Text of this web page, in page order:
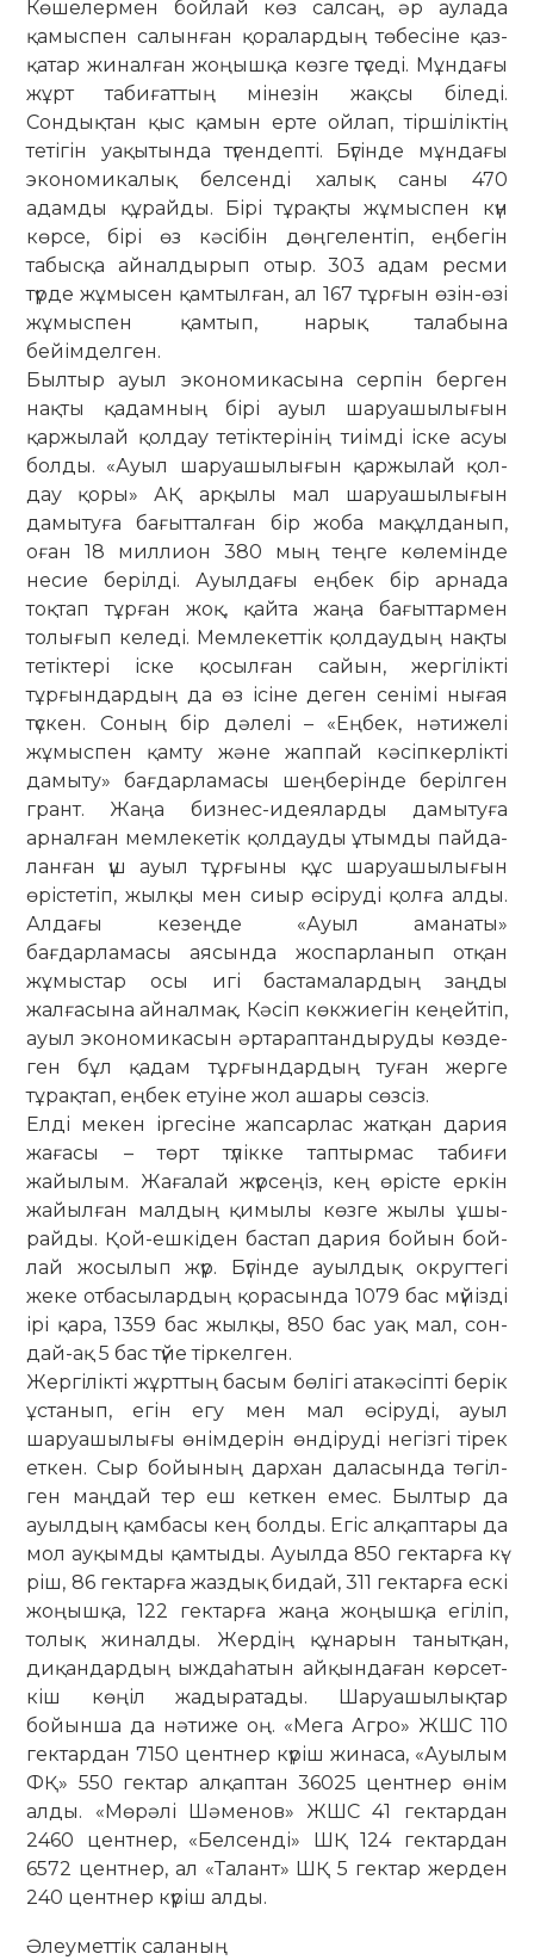
Көшелермен бойлай көз салсаң, әр аулада
қамыспен салынған қоралардың төбесіне қаз-
қатар жиналған жоңышқа көзге түседі. Мұндағы
жұрт табиғаттың мінезін жақсы біледі.
Сондықтан қыс қамын ерте ойлап, тіршіліктің
теті­гін уақытында түгендепті. Бүгінде мұн­дағы
экономикалық белсенді халық­ саны 470
адамды құрайды. Бірі тұ­рақты жұмыспен күн
көрсе, бірі өз кәсібін дөңгелентіп, еңбегін
табысқа айналдырып отыр. 303 адам ресми
түрде жұмысен қамтылған, ал 167 тұр­ғын өзін-өзі
жұмыспен қамтып, нарық талабына
бейімделген.
Былтыр ауыл экономикасына сер­пін берген
нақты қадамның бірі ауыл шаруашылығын
қаржылай қол­дау тетіктерінің тиімді іске асуы
болды. «Ауыл шаруашылығын қар­жы­­лай қол­
дау қоры» АҚ арқылы мал ша­­руа­шылығын
дамытуға бағыт­тал­ған бір жоба мақұлданып,
оған 18 мил­лион 380 мың теңге көлемінде
несие берілді. Ауылдағы еңбек бір ар­нада
тоқтап тұрған жоқ, қайта жаңа ба­ғыттармен
толығып келеді. Мем­ле­кеттік қолдаудың нақты
тетік­тері іске қосылған сайын, жергілікті
тұрғын­дар­дың да өз ісіне деген сенімі нығая
түс­кен. Соның бір дәлелі – «Еңбек, нә­тижелі
жұмыспен қамту және жаппай кә­сіпкерлікті
дамыту» бағдарламасы шең­­берінде берілген
грант. Жаңа биз­нес-идеяларды дамытуға
арнал­ған мем­лекетік қолдауды ұтымды пай­да­
ланған үш ауыл тұрғыны құс шаруа­шы­лығын
өрістетіп, жылқы мен сиыр өсі­руді қолға алды.
Алдағы кезеңде «Ауыл аманаты»
бағдарламасы аясында жос­­­­парланып отқан
жұмыстар осы игі бас­тамалардың заңды
жалғасына ай­нал­мақ. Кәсіп көкжиегін кеңейтіп,
ауыл экономикасын әртараптандыруды көз­­де­­
ген бұл қадам тұрғындардың ту­ған жер­ге
тұрақтап, еңбек етуіне жол аша­ры сөзсіз.
Елді мекен іргесіне жапсарлас жат­қан дария
жағасы – төрт түлікке тап­тырмас табиғи
жайылым. Жағалай жүр­сеңіз, кең өрісте еркін
жайылған мал­дың қи­мылы көзге жылы ұшы­
райды. Қой-ешкіден бастап дария бо­йын бой­
лай жосылып жүр. Бүгінде ауылдық округтегі
жеке отбасылардың қорасында 1079 бас мүйізді
ірі қара, 1359 бас жылқы, 850 бас уақ мал, сон­
дай-ақ 5 бас түйе тіркелген.
Жергілікті жұрттың басым бөлігі атакәсіпті берік
ұстанып, егін егу мен мал өсіруді, ауыл
шаруашылығы өнім­дерін өндіруді негізгі тірек
еткен. Сыр бойының дархан даласында тө­гіл­
ген маңдай тер еш кеткен емес. Былтыр да
ауылдың қамбасы кең бол­ды. Егіс алқаптары да
мол ­ауқым­ды қам­тыды. Ауылда 850 гектарға кү­
ріш, 86 гектарға жаздық бидай, 311 гек­тарға ескі
жоңышқа, 122 гектар­ға жаңа жоңышқа егіліп,
толық жинал­ды. Жердің құна­рын танытқан,
диқан­дардың ыжда­һа­тын айқындаған көр­­­сет­
кіш көңіл жа­ды­ратады. Шаруа­шы­­лықтар
бойынша да нәтиже оң. «Ме­га Агро» ЖШС 110
гектардан 7150 центнер күріш жинаса, «Ауылым
ФҚ» 550 гек­­тар алқаптан 36025 центнер өнім
алды. «Мөрәлі Шә­менов» ЖШС 41 гектардан
2460 центнер, «Бел­­сенді» ШҚ 124 гек­тардан
6572 центнер, ал «Талант» ШҚ 5 гектар жерден
240 цент­нер күріш алды.
Әлеуметтік саланың